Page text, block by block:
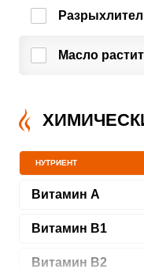
Масло
НУТРИЕНТ
Витамин A
Витамин В1
Витамин В2